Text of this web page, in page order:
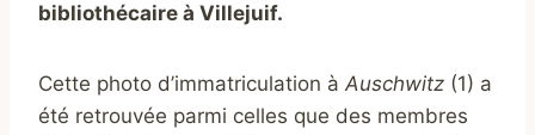
bibliothécaire à Villejuif.
Cette photo d’immatriculation à Auschwitz (1) a
été retrouvée parmi celles que des membres